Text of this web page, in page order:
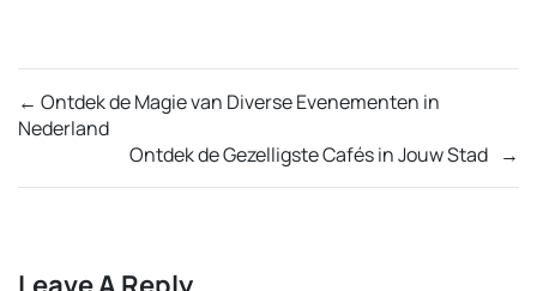
← Ontdek de Magie van Diverse Evenementen in
Nederland
→
Ontdek de Gezelligste Cafés in Jouw Stad